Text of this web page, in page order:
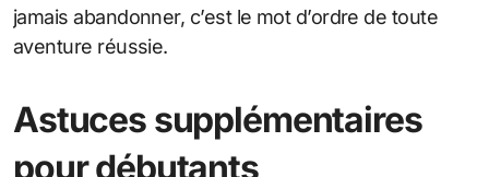
jamais abandonner, c’est le mot d’ordre de toute
aventure réussie.
Astuces supplémentaires
pour débutants